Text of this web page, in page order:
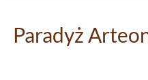
Paradyż